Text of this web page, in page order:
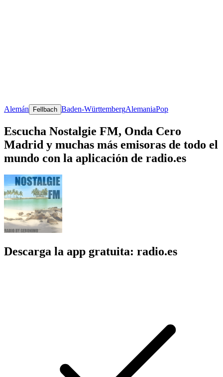
Alemán Fellbach Baden-WürttembergAlemaniaPop
Escucha Nostalgie FM, Onda Cero
Madrid y muchas más emisoras de todo el
mundo con la aplicación de radio.es
Descarga la app gratuita: radio.es